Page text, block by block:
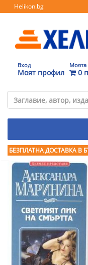
Helikon.bg
Вход
Моят профил 0
БЕЗПЛАТНА ДОСТАВКА В